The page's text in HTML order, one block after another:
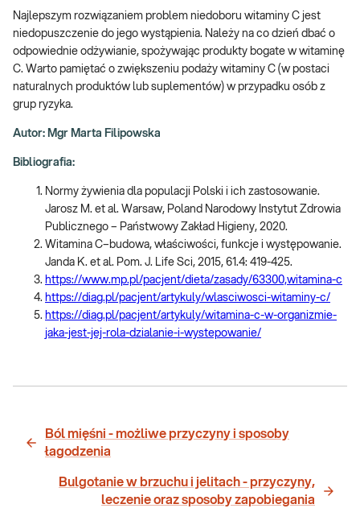
Najlepszym rozwiązaniem problem niedoboru witaminy C jest
niedopuszczenie do jego wystąpienia. Należy na co dzień dbać o
odpowiednie odżywianie, spożywając produkty bogate w witaminę
C. Warto pamiętać o zwiększeniu podaży witaminy C (w postaci
naturalnych produktów lub suplementów) w przypadku osób z
grup ryzyka.
Autor: Mgr Marta Filipowska
Bibliografia:
Normy żywienia dla populacji Polski i ich zastosowanie.
Jarosz M. et al. Warsaw, Poland Narodowy Instytut Zdrowia
Publicznego – Państwowy Zakład Higieny, 2020.
Witamina C–budowa, właściwości, funkcje i występowanie.
Janda K. et al. Pom. J. Life Sci, 2015, 61.4: 419-425.
https://www.mp.pl/pacjent/dieta/zasady/63300,witamina-c
https://diag.pl/pacjent/artykuly/wlasciwosci-witaminy-c/
https://diag.pl/pacjent/artykuly/witamina-c-w-organizmie-
jaka-jest-jej-rola-dzialanie-i-wystepowanie/
Ból mięśni - możliwe przyczyny i sposoby
łagodzenia
Bulgotanie w brzuchu i jelitach - przyczyny,
leczenie oraz sposoby zapobiegania